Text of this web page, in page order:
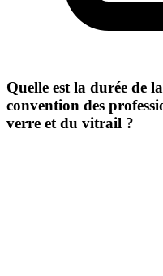
Quelle est la durée de
convention des
verre et du vitrail ?